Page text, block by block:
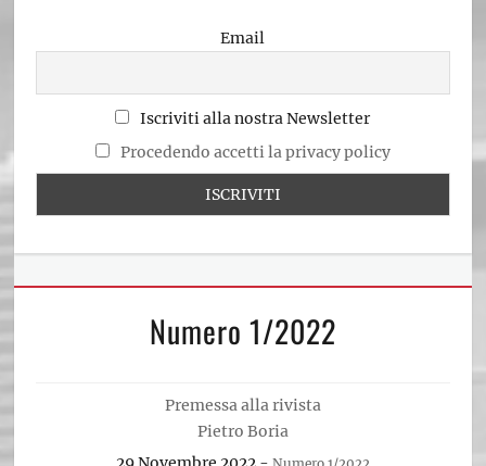
Email
Iscriviti alla nostra Newsletter
Procedendo accetti la privacy policy
Numero 1/2022
Premessa alla rivista
Pietro Boria